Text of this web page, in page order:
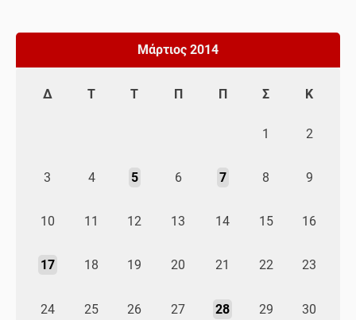
Μάρτιος 2014
Δ Τ Τ Π Π Σ Κ
1 2
3 4 5 6 7 8 9
10 11 12 13 14 15 16
17 18 19 20 21 22 23
24 25 26 27 28 29 30